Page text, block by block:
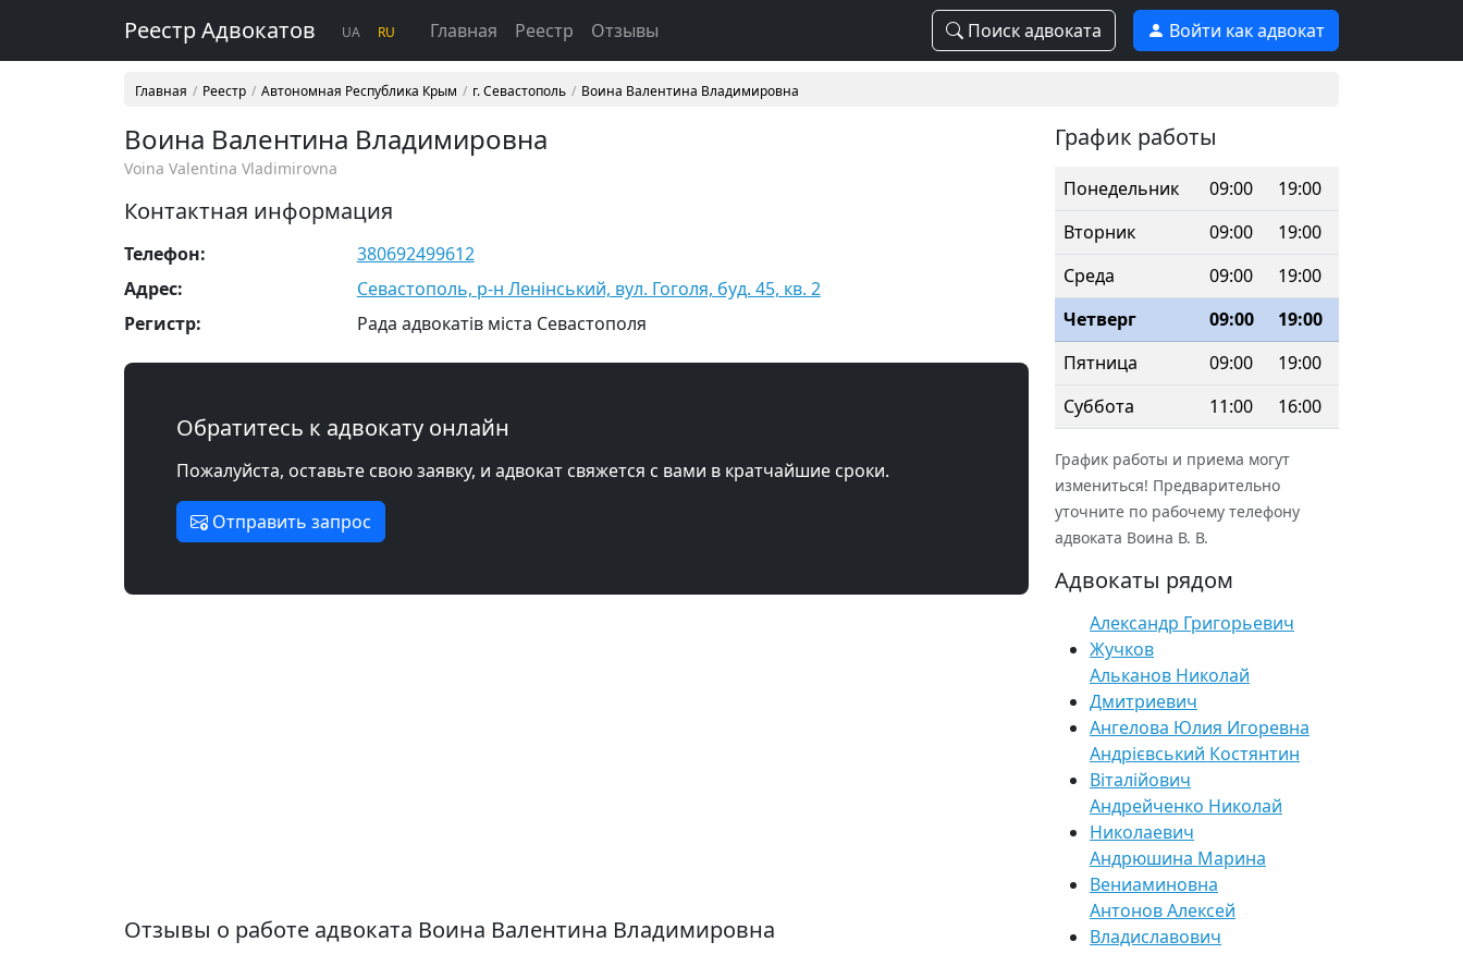
Реестр Адвокатов UA RU Главная Реестр Отзывы Поиск адвоката Войти как адвокат
Главная Реестр Автономная Республика Крым г. Севастополь Воина Валентина Владимировна
Воина Валентина Владимировна
Voina Valentina Vladimirovna
Контактная информация
Телефон:
380692499612
Адрес:
Севастополь, р-н Ленінський, вул. Гоголя, буд. 45, кв. 2
Регистр:
Рада адвокатів міста Севастополя
Обратитесь к адвокату онлайн
Пожалуйста, оставьте свою заявку, и адвокат свяжется с вами в кратчайшие сроки.
Отправить запрос
Отзывы о работе адвоката Воина Валентина Владимировна
График работы
Понедельник 09:00
19:00
Вторник
09:00
19:00
Среда
09:00
19:00
Четверг
09:00
19:00
Пятница
09:00
19:00
Суббота
11:00 16:00
График работы и приема могут
измениться! Предварительно
уточните по рабочему телефону
адвоката Воина В. В.
Адвокаты рядом
Александр Григорьевич
Жучков
Альканов Николай
Дмитриевич
Ангелова Юлия Игоревна
Андрієвський Костянтин
Віталійович
Андрейченко Николай
Николаевич
Андрюшина Марина
Вениаминовна
Антонов Алексей
Владиславович